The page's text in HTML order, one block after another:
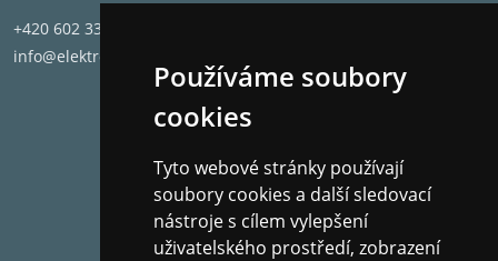
Používáme soubory
cookies
Tyto webové stránky používají
soubory cookies a další sledovací
nástroje s cílem vylepšení
uživatelského prostředí, zobrazení
+420 602 331 662
info@elektronet.cz